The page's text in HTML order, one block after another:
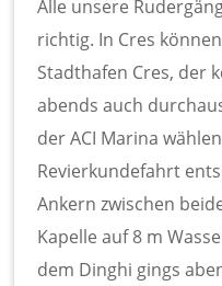
Alle unsere
richtig. In Cres
Stadthafen Cres, der
abends auch
der ACI Marina
Revierkundefahrt
Ankern zwischen
Kapelle auf 8 m
dem Dinghi gings